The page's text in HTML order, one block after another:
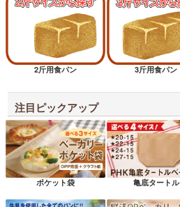
2斤用食パン 3斤用食パン
注目ピックアップ
ポケット袋 亀底タートル